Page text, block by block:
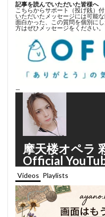
記事を読んでいただいた皆様へ
こちらからサポート（投げ銭）
いただいたメッセージには可能
面白かった、この質問を個別に
方はぜひメッセージをください。
—
摩天楼オペラ
Official
Videos Playlists